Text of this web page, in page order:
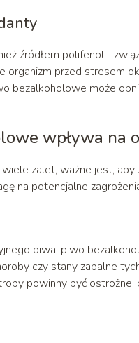
źródłem polifenoli i
organizm przed stresem
bezalkoholowe może
wpływa na
zalet, ważne jest,
na potencjalne
piwa, piwo
czy stany zapalne
powinny być